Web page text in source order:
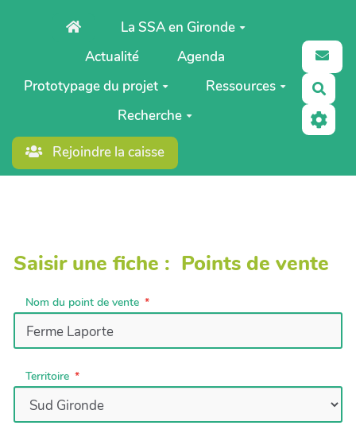
Aller au contenu principalLa SSA en Gironde
Actualité
Agenda
Prototypage du projet
Ressources
Recherche
Rejoindre la caisse
Saisir une fiche : Points de vente
Nom du point de vente
Territoire